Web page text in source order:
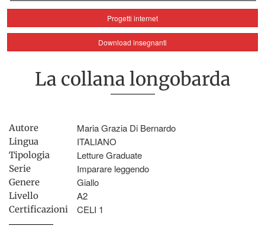
Progetti internet
Download insegnanti
La collana longobarda
Autore Maria Grazia Di Bernardo
Lingua ITALIANO
Tipologia Letture Graduate
Serie Imparare leggendo
Genere Giallo
Livello A2
Certificazioni CELI 1